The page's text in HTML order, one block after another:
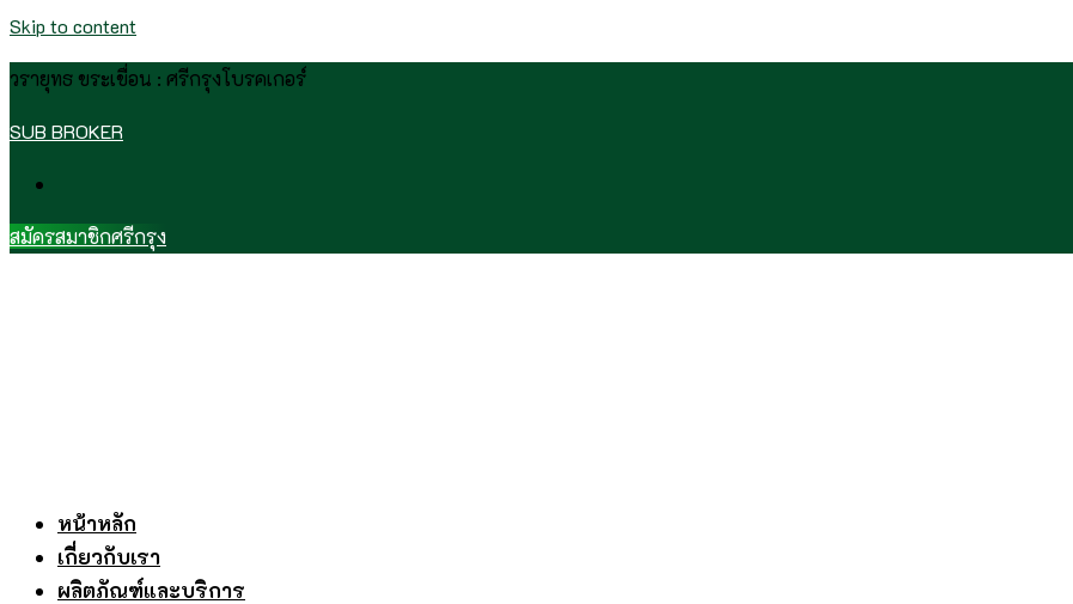
Skip to content
วรายุทธ ขระเขื่อน : ศรีกรุงโบรคเกอร์
SUB BROKER
สมัครสมาชิกศรีกรุง
หน้าหลัก
เกี่ยวกับเรา
ผลิตภัณฑ์และบริการ